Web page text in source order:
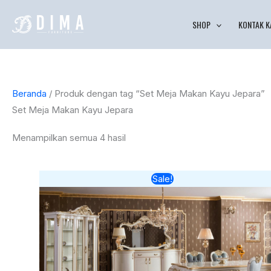
SHOP KONTAK
Beranda / Produk dengan tag “Set Meja Makan Kayu Jepara”
Set Meja Makan Kayu Jepara
Menampilkan semua 4 hasil
Sale!Harga
aslinya
adalah:
Rp31.000.000.
saat
ini
adalah: